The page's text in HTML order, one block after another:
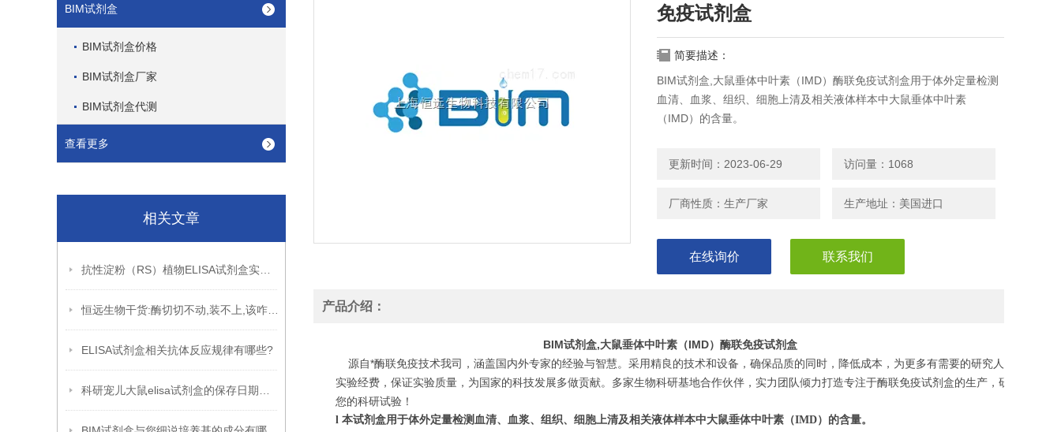
BIM试剂盒
BIM试剂盒价格
BIM试剂盒厂家
BIM试剂盒代测
查看更多
相关文章
ELISA试剂盒相关抗体反应规律有哪些?
免疫试剂盒
简要描述：
BIM试剂盒,大鼠垂体中叶素（IMD）酶联免疫试剂盒用于体外定量检测
血清、血浆、组织、细胞上清及相关液体样本中大鼠垂体中叶素
（IMD）的含量。
更新时间：2023-06-29 访问量：1068
厂商性质：生产厂家 生产地址：美国进口
在线询价 联系我们
产品介绍：
BIM试剂盒,大鼠垂体中叶素（IMD）酶联免疫试剂盒
源自*酶联免疫技术我司，涵盖国内外专家的经验与智慧。采用精良的技术和设备，确保品质的同时，降低成本，为更多有需要的研究人员，节省
实验经费，保证实验质量，为国家的科技发展多做贡献。多家生物科研基地合作伙伴，实力团队倾力打造专注于酶联免疫试剂盒的生产，研发，助力
您的科研试验！
l 本试剂盒用于体外定量检测血清、血浆、组织、细胞上清及相关液体样本中大鼠垂体中叶素 （IMD）的含量。